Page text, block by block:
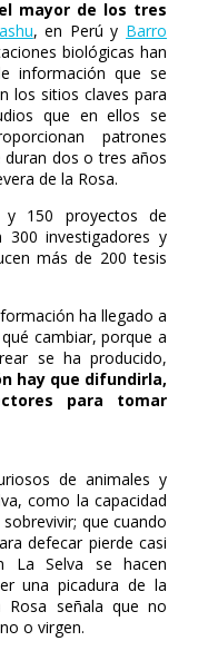
mayor de los tres
, en Perú y Barro
biológicas han
información que se
los sitios claves para
que en ellos se
patrones
dos o tres años
de la Rosa.
150 proyectos de
300 investigadores y
más de 200 tesis
ha llegado a
cambiar, porque a
se ha producido,
hay que difundirla,
para tomar
de animales y
como la capacidad
que cuando
defecar pierde casi
Selva se hacen
una picadura de la
señala que no
o virgen.